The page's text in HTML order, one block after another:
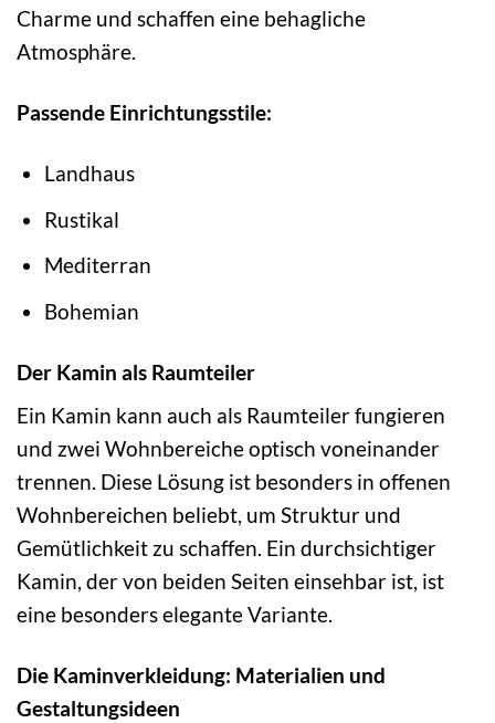
Charme und schaffen eine behagliche
Atmosphäre.
Passende Einrichtungsstile:
Landhaus
Rustikal
Mediterran
Bohemian
Der Kamin als Raumteiler
Ein Kamin kann auch als Raumteiler fungieren
und zwei Wohnbereiche optisch voneinander
trennen. Diese Lösung ist besonders in offenen
Wohnbereichen beliebt, um Struktur und
Gemütlichkeit zu schaffen. Ein durchsichtiger
Kamin, der von beiden Seiten einsehbar ist, ist
eine besonders elegante Variante.
Die Kaminverkleidung: Materialien und
Gestaltungsideen